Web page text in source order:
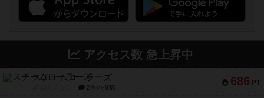
アクセス数 急上昇中
686 PT
スチームローラーズ
2件の投稿